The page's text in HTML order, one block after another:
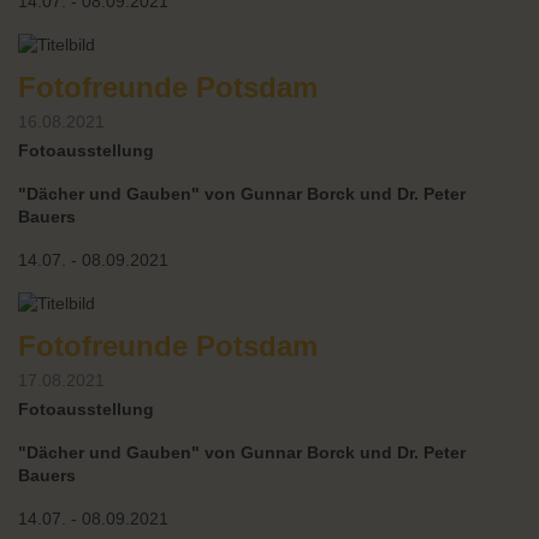
Fotofreunde Potsdam
16.08.2021
Fotoausstellung
"Dächer und Gauben" von Gunnar Borck und Dr. Peter
Bauers
14.07. - 08.09.2021
Fotofreunde Potsdam
17.08.2021
Fotoausstellung
"Dächer und Gauben" von Gunnar Borck und Dr. Peter
Bauers
14.07. - 08.09.2021